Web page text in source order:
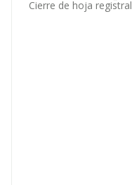
Cierre de hoja registral